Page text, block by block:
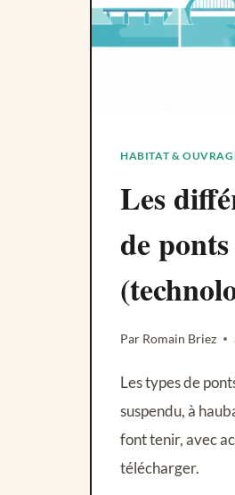
HABITAT &
Les
de ponts
Par Romain Briez
Les types de
suspendu, à
font tenir, avec
télécharger.